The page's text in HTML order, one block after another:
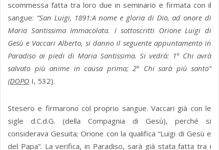
scommessa fatta tra loro due in seminario e firmata con il
sangue: “San Luigi, 1891:A nome e gloria di Dio, ad onore di
Maria Santissima Immacolata. I sottoscritti Orione Luigi di
Gesù e Vaccari Alberto, si danno il seguente appuntamento in
Paradiso ai piedi di Maria Santissima. Si vedrà: 1° Chi avrà
salvato più anime in causa prima; 2° Chi sarà più santo”
(DOPO I, 532).
Stesero e firmarono col proprio sangue. Vaccari già con le
sigle d.C.d.G. (della Compagnia di Gesù), perché si
considerava Gesuita; Orione con la qualifica “Luigi di Gesù e
del Papa”. La verifica, in Paradiso, sarà già stata fatta tra i